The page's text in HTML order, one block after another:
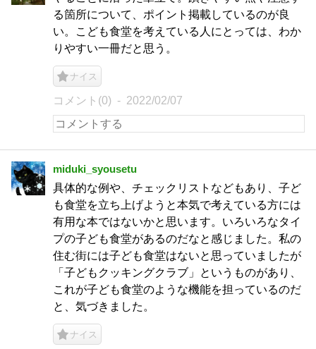
る箇所について、ポイント掲載しているのが良
い。こども食堂を考えている人にとっては、わか
りやすい一冊だと思う。
ナイス
コメント(0) 2022/02/07
miduki_syousetu
具体的な例や、チェックリストなどもあり、子ど
も食堂を立ち上げようと本気で考えている方には
有用な本ではないかと思います。いろいろなタイ
プの子ども食堂があるのだなと感じました。私の
住む街には子ども食堂はないと思っていましたが
「子どもクッキングクラブ」というものがあり、
これが子ども食堂のような機能を担っているのだ
と、気づきました。
ナイス